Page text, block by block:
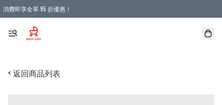
消費即享全單 95 折優惠！
購物滿 HKD 900.00即享免運費優惠！（適用於 本地送貨、本地取貨 )
< 返回商品列表